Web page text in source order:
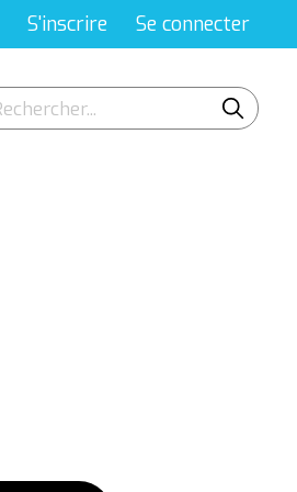
S'inscrire Se connecter